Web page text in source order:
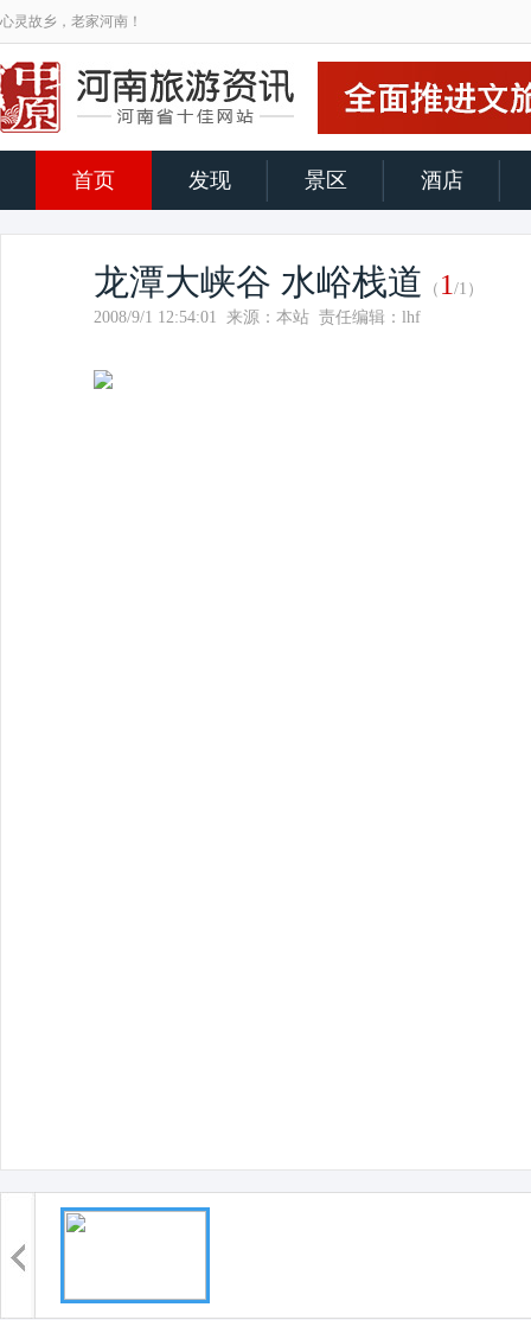
心灵故乡，老家河南！
首页 发现 景区 酒店
龙潭大峡谷 水峪栈道 （ 1 /1）
2008/9/1 12:54:01 来源：本站 责任编辑：lhf